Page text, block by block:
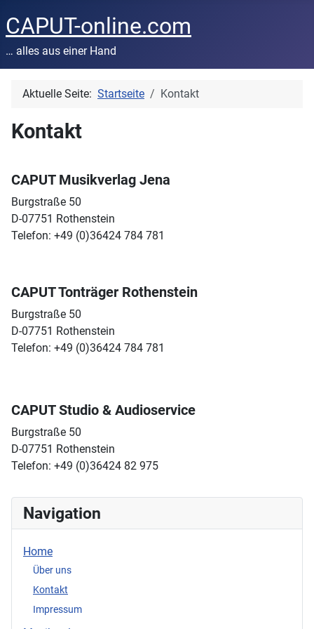
CAPUT-online.com
… alles aus einer Hand
Aktuelle Seite: Startseite Kontakt
Kontakt
CAPUT Musikverlag Jena
Burgstraße 50
D-07751 Rothenstein
Telefon: +49 (0)36424 784 781
CAPUT Tonträger Rothenstein
Burgstraße 50
D-07751 Rothenstein
Telefon: +49 (0)36424 784 781
CAPUT Studio & Audioservice
Burgstraße 50
D-07751 Rothenstein
Telefon: +49 (0)36424 82 975
Navigation
Home
Über uns
Kontakt
Impressum